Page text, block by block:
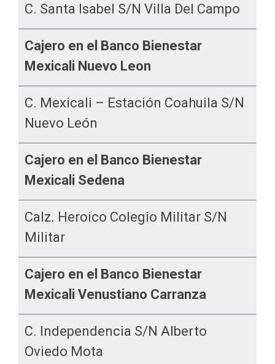
C. Santa Isabel S/n Villa Del Campo
Cajero en el Banco Bienestar
Mexicali Nuevo Leon
C. Mexicali – Estación Coahuila S/n
Nuevo León
Cajero en el Banco Bienestar
Mexicali Sedena
Calz. Heroico Colegio Militar S/n
Militar
Cajero en el Banco Bienestar
Mexicali Venustiano Carranza
C. Independencia S/n Alberto
Oviedo Mota